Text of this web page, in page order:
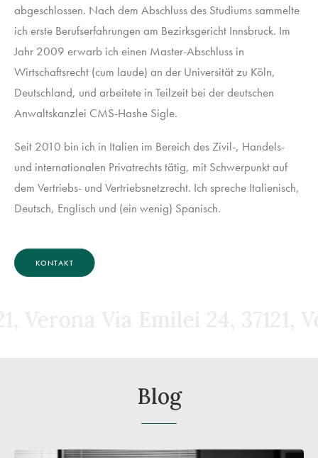
abgeschlossen. Nach dem Abschluss des Studiums sammelte
ich erste Berufserfahrungen am Bezirksgericht Innsbruck. Im
Jahr 2009 erwarb ich einen Master-Abschluss in
Wirtschaftsrecht (cum laude) an der Universität zu Köln,
Deutschland, und arbeitete in Teilzeit bei der deutschen
Anwaltskanzlei CMS-Hashe Sigle.
Seit 2010 bin ich in Italien im Bereich des Zivil-, Handels-
und internationalen Privatrechts tätig, mit Schwerpunkt auf
dem Vertriebs- und Vertriebsnetzrecht. Ich spreche Italienisch,
Deutsch, Englisch und (ein wenig) Spanisch.
KONTAKT
Blog